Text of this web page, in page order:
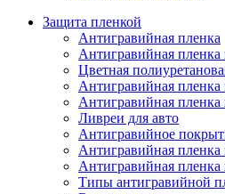
Защита пленкой
Антигравийная пленка
Антигравийная пленка
Цветная
Антигравийная пленка
Антигравийная
Ливреи для авто
Антигравийное
Антигравийная
Антигравийная пленка
Типы антигравийной